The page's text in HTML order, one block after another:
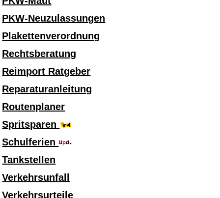
PKW-Neuzulassungen
Plakettenverordnung
Rechtsberatung
Reimport Ratgeber
Reparaturanleitung
Routenplaner
Spritsparen
Schulferien
Tankstellen
Verkehrsunfall
Verkehrsurteile